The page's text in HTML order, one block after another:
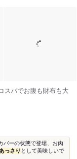
スパでお腹も財布も大
バーの状態で登場、お肉
あっさり として美味しいで